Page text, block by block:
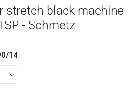
stretch black machine
- Schmetz
14